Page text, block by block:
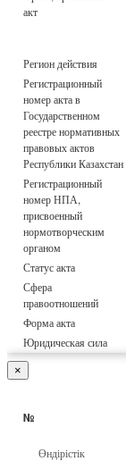
акт
Регион действия
Регистрационный
номер акта в
Государственном
реестре нормативных
правовых актов
Республики Казахстан
Регистрационный
номер НПА,
присвоенный
нормотворческим
органом
Статус акта
Сфера
правоотношений
Форма акта
Юридическая сила
×
№
Өндірістік